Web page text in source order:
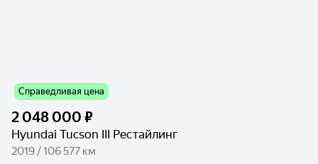
Справедливая цена
2 048 000 ₽
Hyundai Tucson III Рестайлинг
2019 / 106 577 км